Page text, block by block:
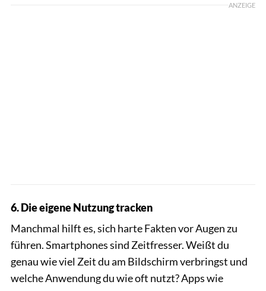
ANZEIGE
6. Die eigene Nutzung tracken
Manchmal hilft es, sich harte Fakten vor Augen zu
führen. Smartphones sind Zeitfresser. Weißt du
genau wie viel Zeit du am Bildschirm verbringst und
welche Anwendung du wie oft nutzt? Apps wie